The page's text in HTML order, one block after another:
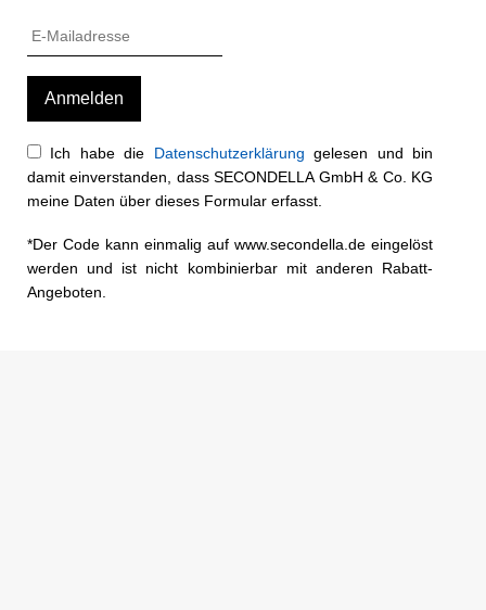
Ich habe die Datenschutzerklärung gelesen und bin
damit einverstanden, dass SECONDELLA GmbH & Co. KG
meine Daten über dieses Formular erfasst.
*Der Code kann einmalig auf www.secondella.de eingelöst
werden und ist nicht kombinierbar mit anderen Rabatt-
Angeboten.